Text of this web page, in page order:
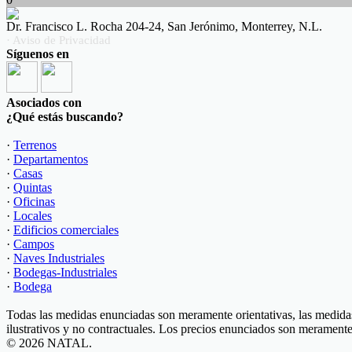
Dr. Francisco L. Rocha 204-24, San Jerónimo, Monterrey, N.L.
· Aviso de Privacidad
Síguenos en
Asociados con
¿Qué estás buscando?
· Terrenos
· Departamentos
· Casas
· Quintas
· Oficinas
· Locales
· Edificios comerciales
· Campos
· Naves Industriales
· Bodegas-Industriales
· Bodega
Todas las medidas enunciadas son meramente orientativas, las
ilustrativos y no contractuales. Los precios enunciados son
© 2026 NATAL.